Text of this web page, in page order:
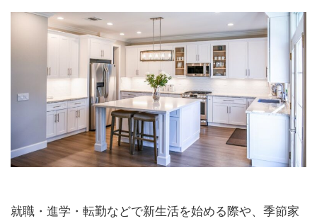
就職・進学・転勤などで新生活を始める際や、季節家